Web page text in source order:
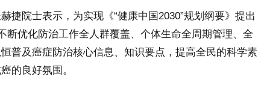
院士表示，为实现《“健康中国2030”规划纲要》提出
断优化防治工作全人群覆盖、个体生命全周期管理、全
普及癌症防治核心信息、知识要点，提高全民的科学素
的良好氛围。